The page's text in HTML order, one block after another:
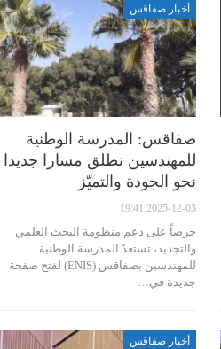
أخبار صفاقس
صفاقس: المدرسة الوطنية
للمهندسين تطلق مسارا جديدا
نحو الجودة والتميّز
2025-12-03 19:41
حرصاً على دعم منظومة البحث العلمي
والتجديد، تستعدّ المدرسة الوطنية
للمهندسين بصفاقس (ENIS) لفتح صفحة
جديدة في…
أخبار صفاقس